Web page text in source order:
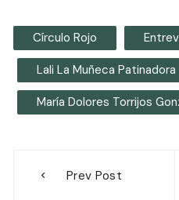
Círculo Rojo
Lali La Muñeca Patinadora
María Dolores Torrijos
Prev Post